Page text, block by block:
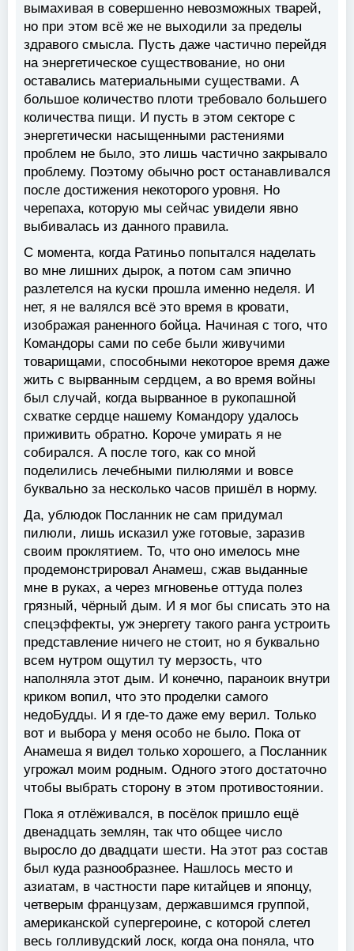
вымахивая в совершенно невозможных тварей,
но при этом всё же не выходили за пределы
здравого смысла. Пусть даже частично перейдя
на энергетическое существование, но они
оставались материальными существами. А
большое количество плоти требовало большего
количества пищи. И пусть в этом секторе с
энергетически насыщенными растениями
проблем не было, это лишь частично закрывало
проблему. Поэтому обычно рост останавливался
после достижения некоторого уровня. Но
черепаха, которую мы сейчас увидели явно
выбивалась из данного правила.
С момента, когда Ратиньо попытался наделать
во мне лишних дырок, а потом сам эпично
разлетелся на куски прошла именно неделя. И
нет, я не валялся всё это время в кровати,
изображая раненного бойца. Начиная с того, что
Командоры сами по себе были живучими
товарищами, способными некоторое время даже
жить с вырванным сердцем, а во время войны
был случай, когда вырванное в рукопашной
схватке сердце нашему Командору удалось
приживить обратно. Короче умирать я не
собирался. А после того, как со мной
поделились лечебными пилюлями и вовсе
буквально за несколько часов пришёл в норму.
Да, ублюдок Посланник не сам придумал
пилюли, лишь исказил уже готовые, заразив
своим проклятием. То, что оно имелось мне
продемонстрировал Анамеш, сжав выданные
мне в руках, а через мгновенье оттуда полез
грязный, чёрный дым. И я мог бы списать это на
спецэффекты, уж энергету такого ранга устроить
представление ничего не стоит, но я буквально
всем нутром ощутил ту мерзость, что
наполняла этот дым. И конечно, параноик внутри
криком вопил, что это проделки самого
недоБудды. И я где-то даже ему верил. Только
вот и выбора у меня особо не было. Пока от
Анамеша я видел только хорошего, а Посланник
угрожал моим родным. Одного этого достаточно
чтобы выбрать сторону в этом противостоянии.
Пока я отлёживался, в посёлок пришло ещё
двенадцать землян, так что общее число
выросло до двадцати шести. На этот раз состав
был куда разнообразнее. Нашлось место и
азиатам, в частности паре китайцев и японцу,
четверым французам, державшимся группой,
американской супергероине, с которой слетел
весь голливудский лоск, когда она поняла, что